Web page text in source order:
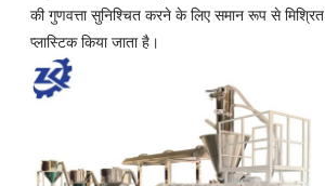
की गुणवत्ता सुनिश्चित करने के लिए समान रूप से
प्लास्टिक किया जाता है।